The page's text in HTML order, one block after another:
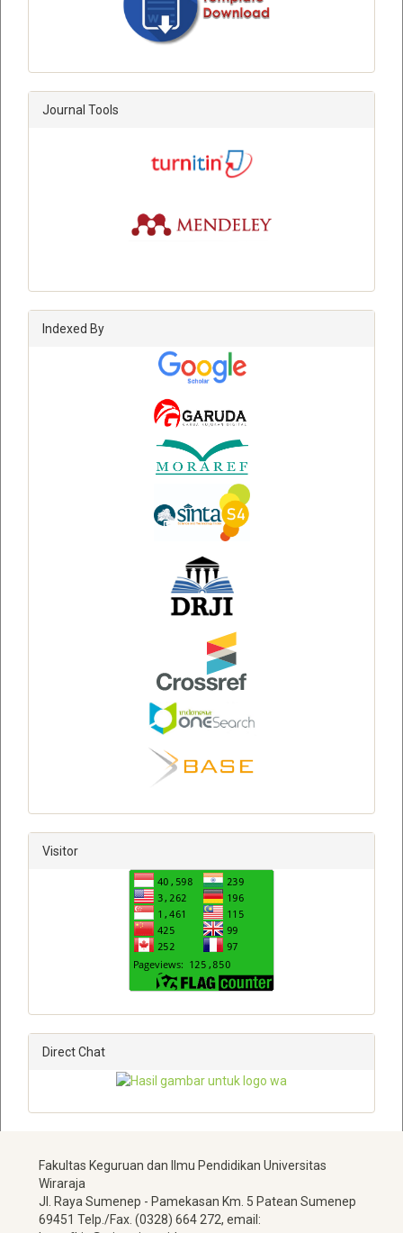
Journal Tools
Indexed By
Visitor
Direct Chat
Fakultas Keguruan dan Ilmu Pendidikan Universitas
Wiraraja
Jl. Raya Sumenep - Pamekasan Km. 5 Patean Sumenep
69451 Telp./Fax (0328) 664 272, email: